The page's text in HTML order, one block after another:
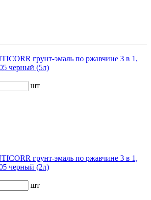
грунт-эмаль по ржавчине 3 в 1,
черный (5л)
шт
грунт-эмаль по ржавчине 3 в 1,
черный (2л)
шт